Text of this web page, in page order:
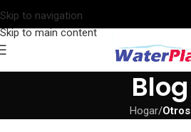
Skip to navigation
Skip to main content
Blog
Hogar/Otros